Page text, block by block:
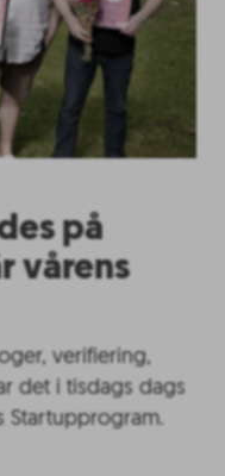
på
vårens
verifiering,
det i tisdags dags
Startupprogram.